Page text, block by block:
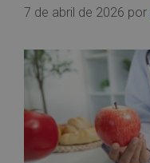
7 de abril de 2026 por